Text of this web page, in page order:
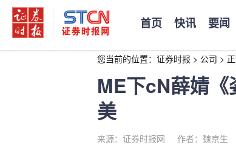
首页 快讯 要闻
您当前的位置： 证券时报 > 公司 >
ME下cN薛婧
美
来源：证券时报网 作者：魏京生